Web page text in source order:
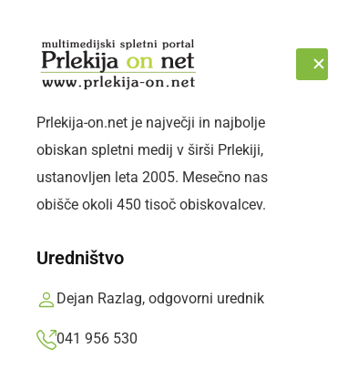
PETEK, 7. AVGUST 2026 Sledite nam:
Prlekija-on.net je največji in najbolje
obiskan spletni medij v širši Prlekiji,
ustanovljen leta 2005. Mesečno nas
obišče okoli 450 tisoč obiskovalcev.
Uredništvo
Dejan Razlag, odgovorni urednik
041 956 530